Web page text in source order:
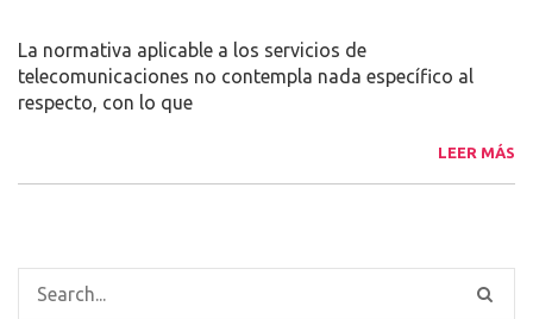
La normativa aplicable a los servicios de
telecomunicaciones no contempla nada específico al
respecto, con lo que
LEER MÁS